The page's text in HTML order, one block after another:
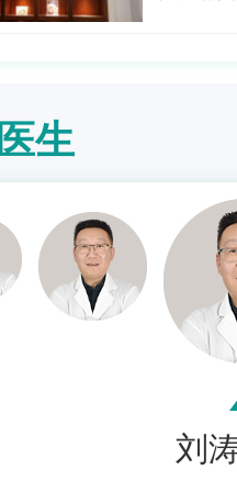
生
刘